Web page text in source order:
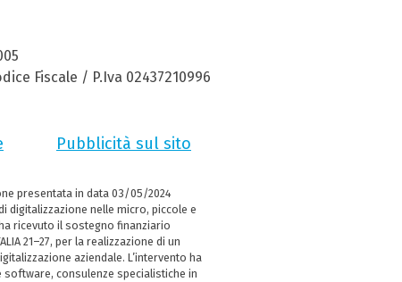
Fiscale / P.Iva 02437210996
Pubblicità sul sito
presentata in data 03/05/2024
digitalizzazione nelle micro, piccole e
ha ricevuto il sostegno finanziario
21–27, per la realizzazione di un
aziendale. L’intervento ha
consulenze specialistiche in